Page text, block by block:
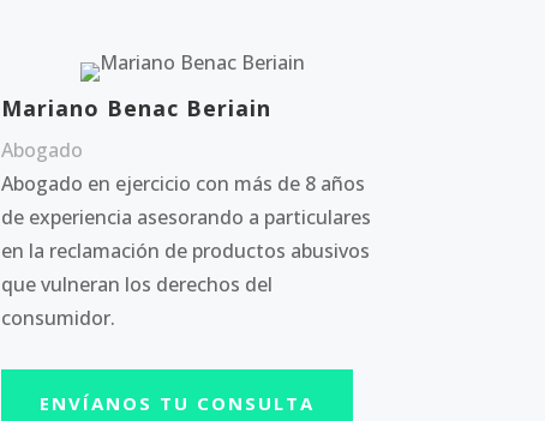
Mariano Benac Beriain
Abogado
Abogado en ejercicio con más de 8 años
de experiencia asesorando a particulares
en la reclamación de productos abusivos
que vulneran los derechos del
consumidor.
ENVÍANOS TU CONSULTA